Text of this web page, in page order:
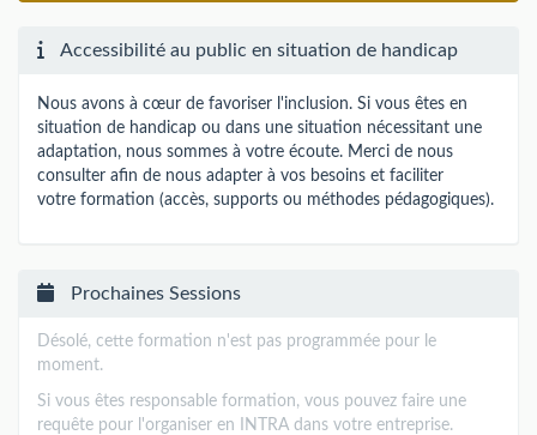
Accessibilité au public en situation de handicap
Nous avons à cœur de favoriser l'inclusion. Si vous êtes en
situation de handicap ou dans une situation nécessitant une
adaptation, nous sommes à votre écoute. Merci de nous
consulter afin de nous adapter à vos besoins et faciliter
votre formation (accès, supports ou méthodes pédagogiques).
Prochaines Sessions
Désolé, cette formation n'est pas programmée pour le
moment.
Si vous êtes responsable formation, vous pouvez faire une
requête pour l'organiser en INTRA dans votre entreprise.